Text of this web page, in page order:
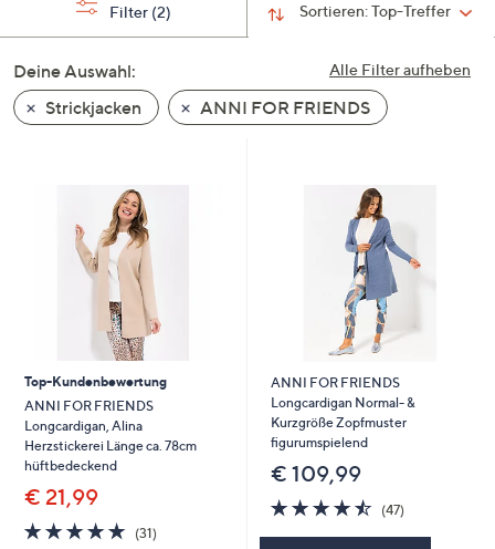
und
nach
unten
oder
Geräten
um
diese
anzuzeigen.
Sortieren:Top-Treffer
Filter (2)
Alle Filter aufheben
Deine Auswahl:
Strickjacken
ANNI FOR FRIENDS
Top-Kundenbewertung
ANNI FOR FRIENDS
Longcardigan, Alina
Herzstickerei Länge ca. 78cm
hüftbedeckend
€ 21,99
4.7
(31)31
ANNI FOR FRIENDS
Longcardigan Normal- &
Kurzgröße Zopfmuster
figurumspielend
€ 109,99
4.5
von
(47)47